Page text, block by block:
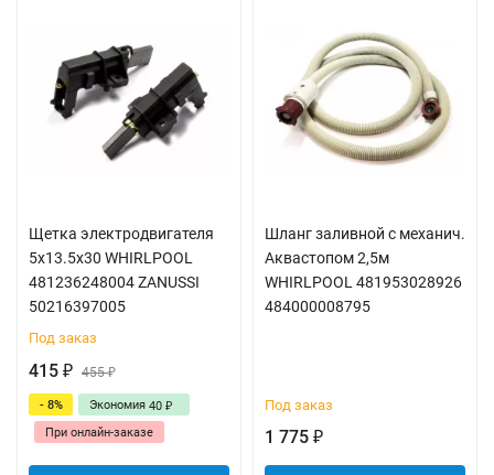
Щетка электродвигателя
5x13.5x30 WHIRLPOOL
481236248004 ZANUSSI
50216397005
Под заказ
415 ₽ 455₽
- 8% Экономия 40 ₽
При онлайн-заказе
Шланг заливной с механич.
Аквастопом 2,5м
WHIRLPOOL 481953028926
484000008795
Под заказ
1 775 ₽